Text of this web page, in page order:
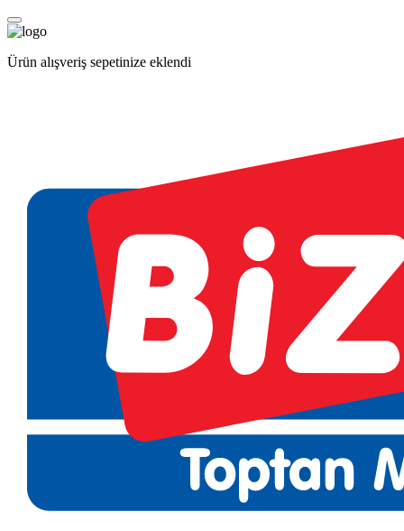
Ürün alışveriş sepetinize eklendi